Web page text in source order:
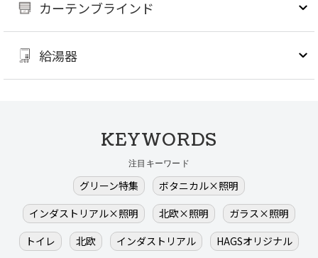
カーテンブラインド
給湯器
KEYWORDS
注目キーワード
グリーン特集
ボタニカル×照明
インダストリアル×照明
北欧×照明
ガラス×照明
トイレ
北欧 インダストリアル
HAGSオリジナル